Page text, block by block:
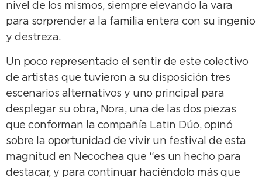
nivel de los mismos, siempre elevando la vara
para sorprender a la familia entera con su ingenio
y destreza.
Un poco representado el sentir de este colectivo
de artistas que tuvieron a su disposición tres
escenarios alternativos y uno principal para
desplegar su obra, Nora, una de las dos piezas
que conforman la compañía Latin Dúo, opinó
sobre la oportunidad de vivir un festival de esta
magnitud en Necochea que “es un hecho para
destacar, y para continuar haciéndolo más que